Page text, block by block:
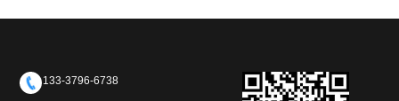
133-3796-6738